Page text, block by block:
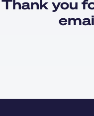
Thank you